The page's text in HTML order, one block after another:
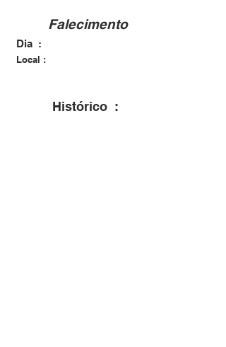
Local :
Histórico :
Dia :
Falecimento